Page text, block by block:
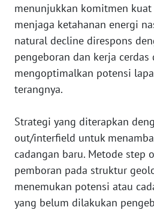
menunjukkan komitmen
menjaga ketahanan energi
natural decline direspons
pengeboran dan kerja cerdas
mengoptimalkan potensi
terangnya.
‎Strategi yang diterapkan
out/interfield untuk
cadangan baru. Metode step
pemboran pada struktur
menemukan potensi atau
yang belum dilakukan
WN
SUMUT
JAKARTA
JABAR
WN
BANTEN
WN